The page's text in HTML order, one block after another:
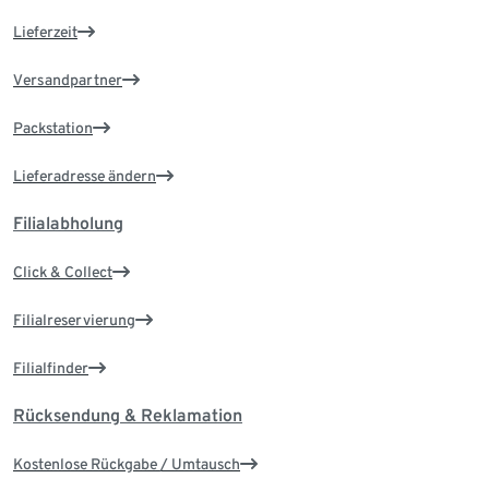
Lieferzeit
Versandpartner
Packstation
Lieferadresse ändern
Filialabholung
Click & Collect
Filialreservierung
Filialfinder
Rücksendung & Reklamation
Kostenlose Rückgabe / Umtausch